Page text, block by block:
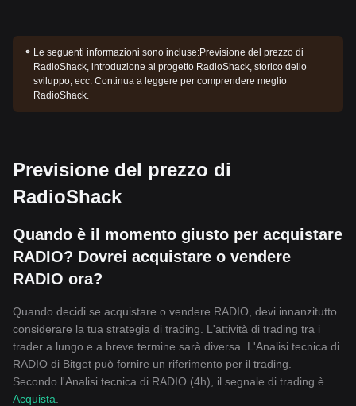
Le seguenti informazioni sono incluse:Previsione del prezzo di
RadioShack, introduzione al progetto RadioShack, storico dello
sviluppo, ecc. Continua a leggere per comprendere meglio
RadioShack.
Previsione del prezzo di
RadioShack
Quando è il momento giusto per acquistare
RADIO? Dovrei acquistare o vendere
RADIO ora?
Quando decidi se acquistare o vendere RADIO, devi innanzitutto
considerare la tua strategia di trading. L'attività di trading tra i
trader a lungo e a breve termine sarà diversa. L'Analisi tecnica di
RADIO di Bitget può fornire un riferimento per il trading.
Secondo l'Analisi tecnica di RADIO (4h), il segnale di trading è
Acquista